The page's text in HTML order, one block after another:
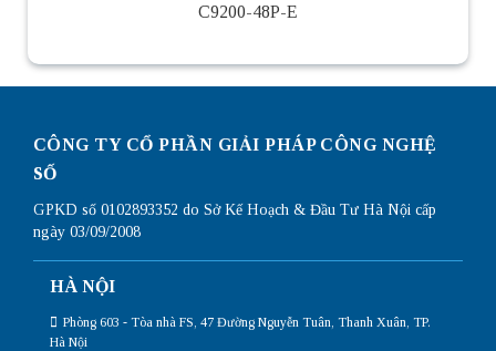
C9200-48P-E
CÔNG TY CỔ PHẦN GIẢI PHÁP CÔNG NGHỆ
SỐ
GPKD số 0102893352 do Sở Kế Hoạch & Đầu Tư Hà Nội cấp
ngày 03/09/2008
HÀ NỘI
Phòng 603 - Tòa nhà FS, 47 Đường Nguyễn Tuân, Thanh Xuân, TP.
Hà Nội